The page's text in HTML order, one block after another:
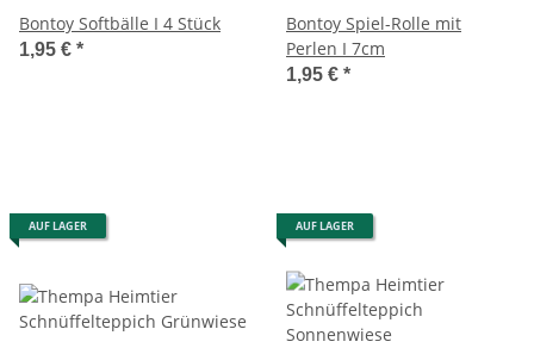
Bontoy Softbälle I 4 Stück
1,95 € *
Bontoy Spiel-Rolle mit
Perlen I 7cm
1,95 € *
AUF LAGER AUF LAGER